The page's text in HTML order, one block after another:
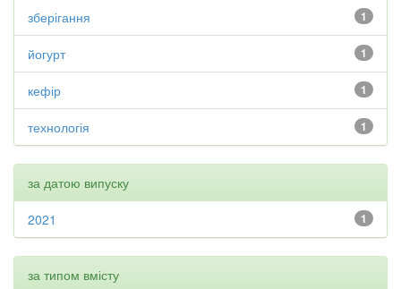
1
зберігання
1
йогурт
1
кефір
1
технологія
за датою випуску
1
2021
за типом вмісту